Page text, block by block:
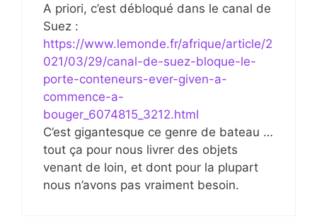
A priori, c’est débloqué dans le canal de
Suez :
https://www.lemonde.fr/afrique/article/2
021/03/29/canal-de-suez-bloque-le-
porte-conteneurs-ever-given-a-
commence-a-
bouger_6074815_3212.html
C’est gigantesque ce genre de bateau …
tout ça pour nous livrer des objets
venant de loin, et dont pour la plupart
nous n’avons pas vraiment besoin.